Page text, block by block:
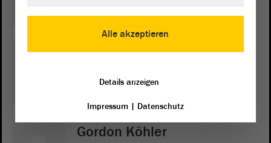
Matthias Büttner
Gordon Köhler
Alle akzeptieren
Details anzeigen
Impressum| Datenschutz